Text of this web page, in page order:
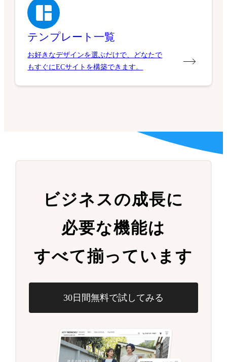
テンプレート一覧
お好きなデザインを選ぶだけで、どなたで
もすぐにECサイトを構築できます。
ビジネスの成長に
必要な機能は
すべて揃っています
30日間無料で試してみる